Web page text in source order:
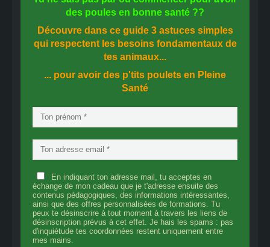
des poules en bonne santé ??
Découvre dans ce guide 3 astuces simples
qui respectent les besoins fondamentaux de
tes animaux...
... pour avoir des p'tits poulets en Pleine
Santé
En indiquant ton adresse mail, tu acceptes en
échange de mon cadeau que je t'adresse ensuite des
contenus pédagogiques, des informations intéressantes,
ainsi que des offres personnalisées de formations. Tu
peux te désinscrire à tout moment à travers les liens de
désinscription prévus à cet effet. Je hais les spams : pas
d'inquiétude tes coordonnées restent uniquement entre
mes mains.